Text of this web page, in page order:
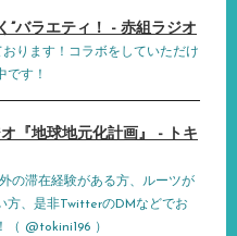
”バラエティ！ - 赤組ラジオ
ります！コラボをしていただけ
です！
『地球地元化計画』 - トキ
の滞在経験がある方、ルーツが
方、是非TwitterのDMなどでお
（ @tokini196 ）